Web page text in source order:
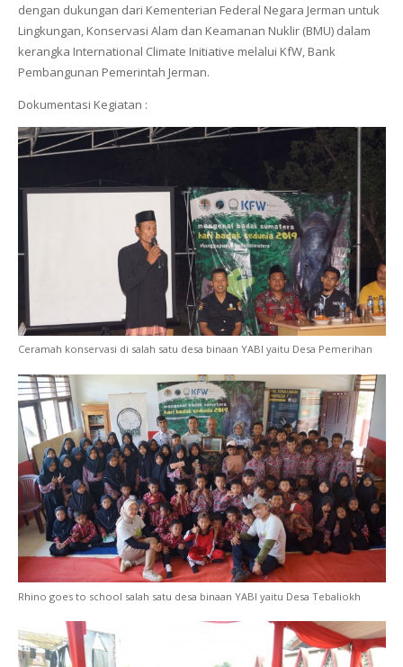
dengan dukungan dari Kementerian Federal Negara Jerman untuk
Lingkungan, Konservasi Alam dan Keamanan Nuklir (BMU) dalam
kerangka International Climate Initiative melalui KfW, Bank
Pembangunan Pemerintah Jerman.
Dokumentasi Kegiatan :
Ceramah konservasi di salah satu desa binaan YABI yaitu Desa Pemerihan
Rhino goes to school salah satu desa binaan YABI yaitu Desa Tebaliokh